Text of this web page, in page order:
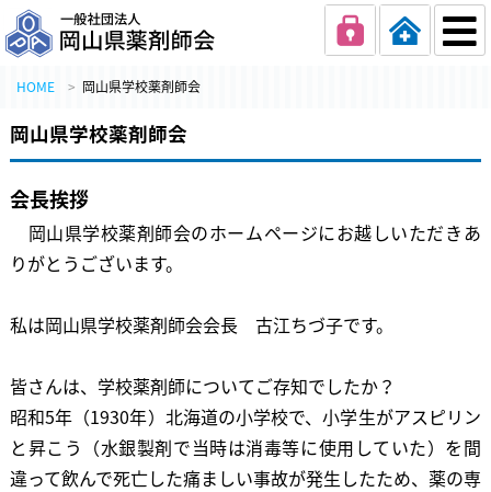
一般社団法人 岡
HOME 岡山県学校薬剤師会
岡山県学校薬剤師会
会長挨拶
岡山県学校薬剤師会のホームページにお越しいただきあ
りがとうございます。
私は岡山県学校薬剤師会会長 古江ちづ子です。
皆さんは、学校薬剤師についてご存知でしたか？
昭和5年（1930年）北海道の小学校で、小学生がアスピリン
と昇こう（水銀製剤で当時は消毒等に使用していた）を間
違って飲んで死亡した痛ましい事故が発生したため、薬の専